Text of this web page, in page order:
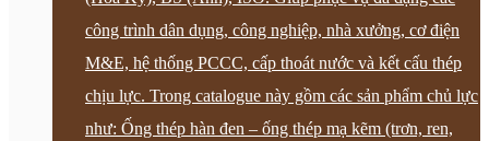
công trình dân dụng, công nghiệp, nhà xưởng, cơ điện
M&E, hệ thống PCCC, cấp thoát nước và kết cấu thép
chịu lực. Trong catalogue này gồm các sản phẩm chủ lực
như: Ống thép hàn đen – ống thép mạ kẽm (trơn, ren,